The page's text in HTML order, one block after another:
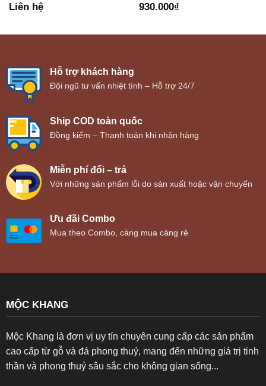
Liên hệ 930.000₫
Hỗ trợ khách hàng
Đội ngũ tư vấn nhiệt tình – Hỗ trợ 24/7
Ship COD toàn quốc
Đồng kiểm – Thanh toán khi nhận hàng
Miễn phí đổi – trả
Với những sản phẩm lỗi do sản xuất hoặc vận chuyển
Ưu đãi Combo
Mua theo Combo, càng mua càng rẻ
MỘC KHANG
Mộc Khang là đơn vị uy tín chuyên cung cấp các sản phẩm
cao cấp từ gỗ và đá phong thuỷ, mang đến những giá trị tinh
thần và phong thuỷ sâu sắc cho không gian sống...